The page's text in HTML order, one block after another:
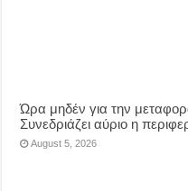
Ώρα μηδέν για την
Συνεδριάζει αύριο η
August 5, 2026